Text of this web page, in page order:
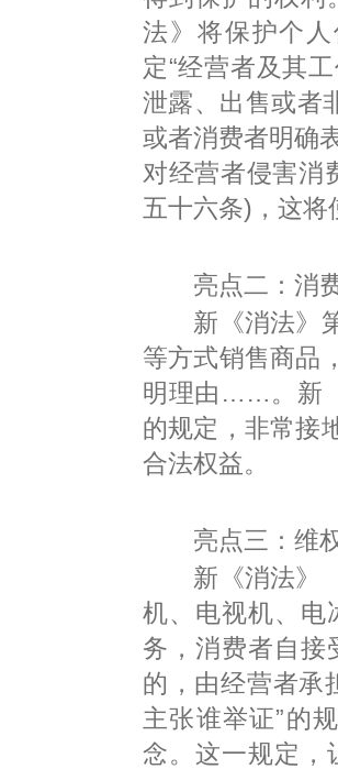
法》将保护个
定“经营者及其
泄露、出售或者
或者消费者明确
对经营者侵害消
五十六条)，这将
亮点二：消费
新《消法》第
等方式销售商品
明理由……。新
的规定，非常接
合法权益。
亮点三：维权
新《消法》
机、电视机、电
务，消费者自接
的，由经营者承
主张谁举证”的
念。这一规定，